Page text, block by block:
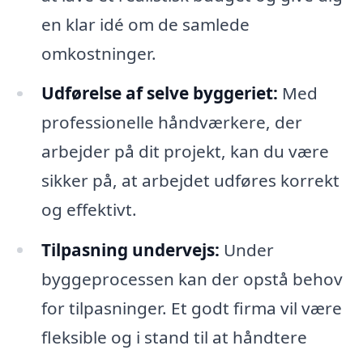
en klar idé om de samlede
omkostninger.
Udførelse af selve byggeriet: Med
professionelle håndværkere, der
arbejder på dit projekt, kan du være
sikker på, at arbejdet udføres korrekt
og effektivt.
Tilpasning undervejs: Under
byggeprocessen kan der opstå behov
for tilpasninger. Et godt firma vil være
fleksible og i stand til at håndtere